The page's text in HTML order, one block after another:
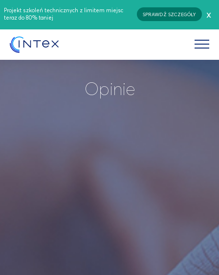
Projekt szkoleń technicznych z limitem miejsc
teraz do 80% taniej
SPRAWDŹ SZCZEGÓŁY x
Opinie